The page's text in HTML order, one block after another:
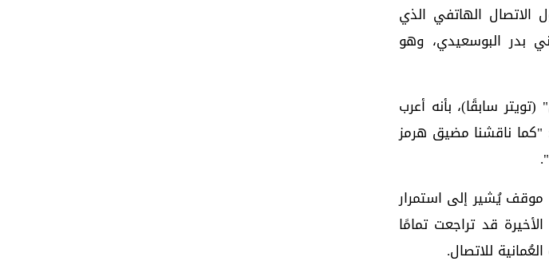
الهاتفي الذي
بدر البوسعيدي، وهو
سابقًا)، بأنه أعرب
ناقشنا مضيق هرمز
موقف يُشير إلى استمرار
قد تراجعت تمامًا
للاتصال.